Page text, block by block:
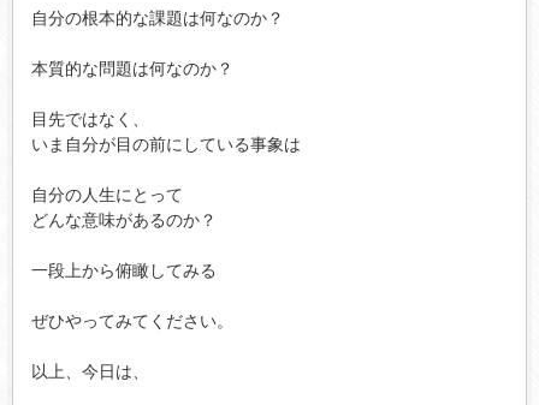
自分の根本的な課題は何なのか？
本質的な問題は何なのか？
目先ではなく、
いま自分が目の前にしている事象は
自分の人生にとって
どんな意味があるのか？
一段上から俯瞰してみる
ぜひやってみてください。
以上、今日は、